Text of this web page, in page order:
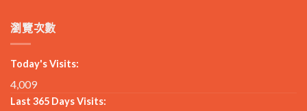
瀏覽次數
Today's Visits:
4,009
Last 365 Days Visits: